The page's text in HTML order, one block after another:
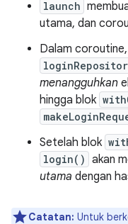
launch
utama, dan
Dalam
menangguhkan
hingga blok
Setelah blok
login() akan
utama dengan
Catatan: Untuk